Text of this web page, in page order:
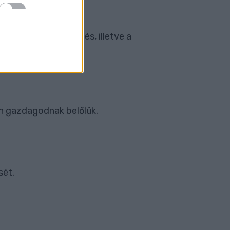
az országgyűlés, illetve a
gazdagodnak belőlük.